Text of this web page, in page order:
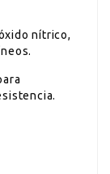
nítrico,